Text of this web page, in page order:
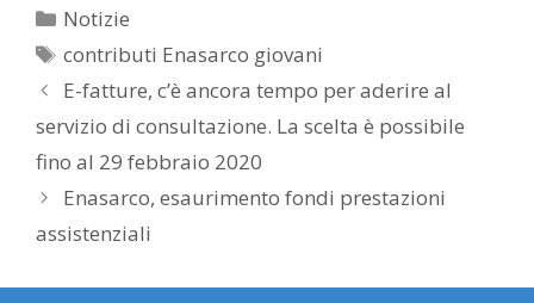
Categorie
Notizie
Tag
contributi Enasarco giovani
E-fatture, c’è ancora tempo per aderire al
servizio di consultazione. La scelta è possibile
fino al 29 febbraio 2020
Enasarco, esaurimento fondi prestazioni
assistenziali